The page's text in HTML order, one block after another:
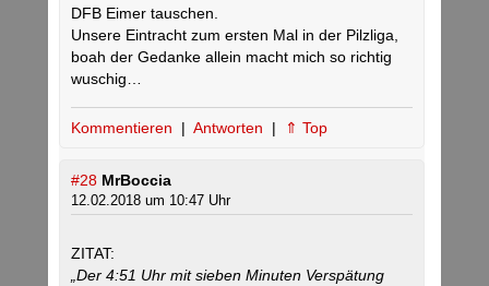
DFB Eimer tauschen.
Unsere Eintracht zum ersten Mal in der Pilzliga,
boah der Gedanke allein macht mich so richtig
wuschig…
Kommentieren | Antworten | ⇑ Top
#28 MrBoccia
12.02.2018 um 10:47 Uhr
ZITAT:
„Der 4:51 Uhr mit sieben Minuten Verspätung